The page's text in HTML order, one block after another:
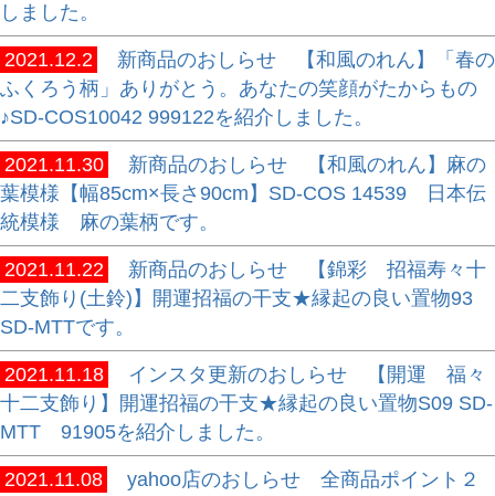
しました。
2021.12.2
新商品のおしらせ 【和風のれん】「春の
ふくろう柄」ありがとう。あなたの笑顔がたからもの
♪SD-COS10042 999122を紹介しました。
2021.11.30
新商品のおしらせ 【和風のれん】麻の
葉模様【幅85cm×長さ90cm】SD-COS 14539 日本伝
統模様 麻の葉柄です。
2021.11.22
新商品のおしらせ 【錦彩 招福寿々十
二支飾り(土鈴)】開運招福の干支★縁起の良い置物93
SD-MTTです。
2021.11.18
インスタ更新のおしらせ 【開運 福々
十二支飾り】開運招福の干支★縁起の良い置物S09 SD-
MTT 91905を紹介しました。
2021.11.08
yahoo店のおしらせ 全商品ポイント２